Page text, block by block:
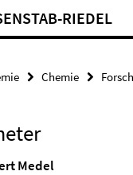
RIEDEL
Chemie
Medel